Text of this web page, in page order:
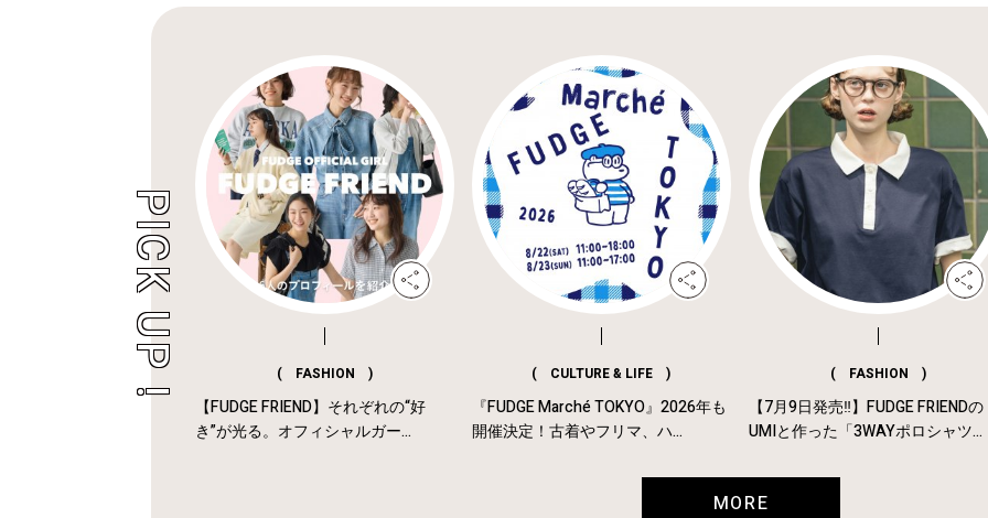
( FASHION )
【FUDGE FRIEND】それぞれの“好
き”が光る。オフィシャルガー...
( CULTURE & LIFE )
『FUDGE Marché TOKYO』2026年も
開催決定！古着やフリマ、ハ...
( FASHION )
【7月9日発売‼︎】FUDGE FRIENDの
UMIと作った「3WAYポロシャツ...
MORE